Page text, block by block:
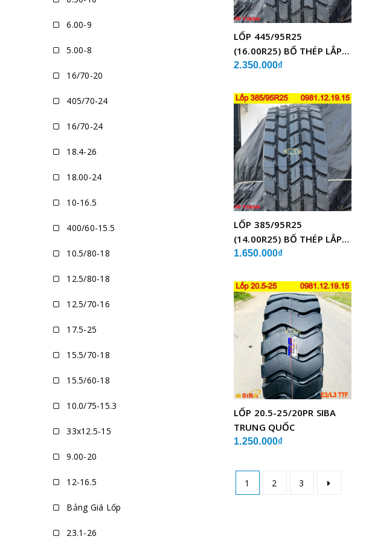
LỐP 445/95R25
(16.00R25) BỐ THÉP LẮP
XE CẨU
2.350.000₫
LỐP 385/95R25
(14.00R25) BỐ THÉP LẮP
XE CẨU
1.650.000₫
LỐP 20.5-25/20PR SIBA
TRUNG QUỐC
1.250.000₫
1 2 3
6.00-9
5.00-8
16/70-20
405/70-24
16/70-24
18.4-26
18.00-24
10-16.5
400/60-15.5
10.5/80-18
12.5/80-18
12.5/70-16
17.5-25
15.5/70-18
15.5/60-18
10.0/75-15.3
33x12.5-15
9.00-20
12-16.5
Bảng Giá Lốp
23.1-26